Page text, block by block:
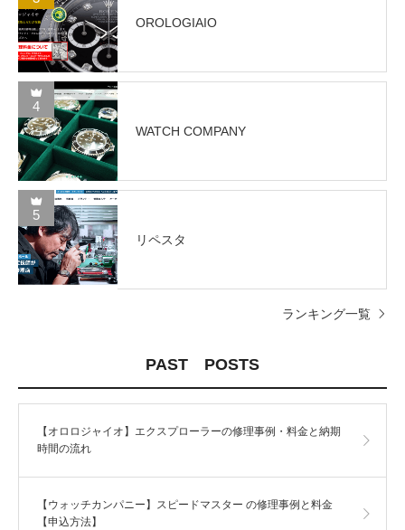
OROLOGIAIO
4
WATCH COMPANY
5
リペスタ
ランキング一覧
PAST POSTS
【オロロジャイオ】エクスプローラーの修理事例・料金と納期
時間の流れ
【ウォッチカンパニー】スピードマスター の修理事例と料金
【申込方法】